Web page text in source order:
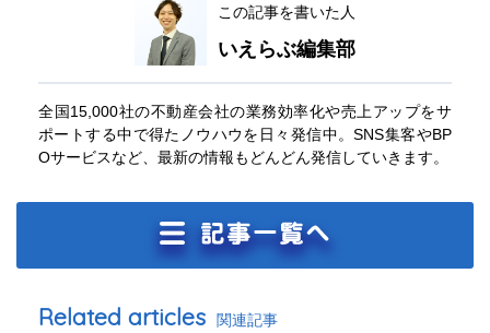
この記事を書いた人
いえらぶ編集部
全国15,000社の不動産会社の業務効率化や売上アップをサ
ポートする中で得たノウハウを日々発信中。SNS集客やBP
Oサービスなど、最新の情報もどんどん発信していきます。
Related articles 関連記事